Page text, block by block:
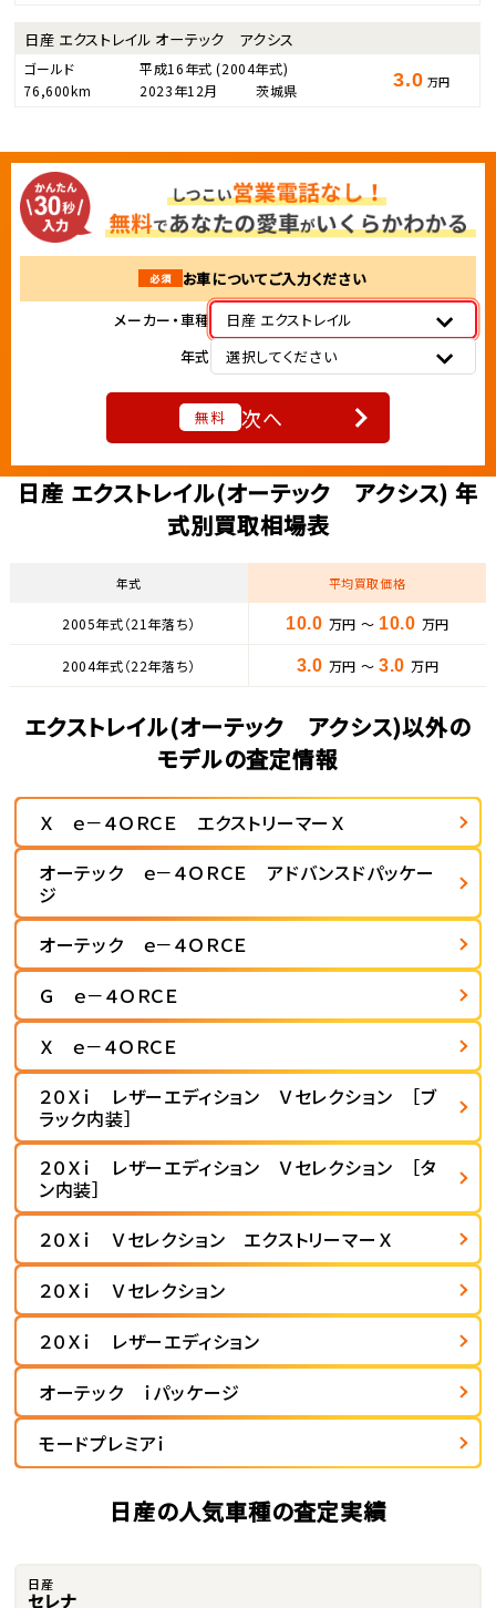
日産 エクストレイル オーテック アクシス
ゴールド 平成16年式(2004年式)
76,600km
2023年12月 茨城県 3.0 万円
必須
お車についてご入力ください
メーカー・車種
日産 エクストレイル
年式
選択してください
無料 次へ
日産 エクストレイル(オーテック アクシス) 年
式別買取相場表
年式 平均買取価格
2005年式（21年落ち） 10.0 万円 ～ 10.0 万円
2004年式（22年落ち） 3.0 万円 ～ 3.0万円
エクストレイル(オーテック アクシス)以外の
モデルの査定情報
Ｘ ｅ－４ＯＲＣＥ エクストリーマーＸ
オーテック ｅ－４ＯＲＣＥ アドバンスドパッケー
ジ
オーテック ｅ－４ＯＲＣＥ
Ｇ ｅ－４ＯＲＣＥ
Ｘ ｅ－４ＯＲＣＥ
２０Ｘｉ レザーエディション Ｖセレクション ［ブ
ラック内装］
２０Ｘｉ レザーエディション Ｖセレクション ［タ
ン内装］
２０Ｘｉ Ｖセレクション エクストリーマーＸ
２０Ｘｉ Ｖセレクション
２０Ｘｉ レザーエディション
オーテック ｉパッケージ
モードプレミアｉ
日産の人気車種の査定実績
日産
セレナ